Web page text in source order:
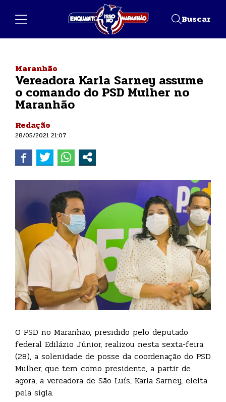
Buscar
Maranhão
Vereadora Karla Sarney assume
o comando do PSD Mulher no
Maranhão
Redação
28/05/2021 21:07
O PSD no Maranhão, presidido pelo deputado
federal Edilázio Júnior, realizou nesta sexta-feira
(28), a solenidade de posse da coordenação do PSD
Mulher, que tem como presidente, a partir de
agora, a vereadora de São Luís, Karla Sarney, eleita
pela sigla.